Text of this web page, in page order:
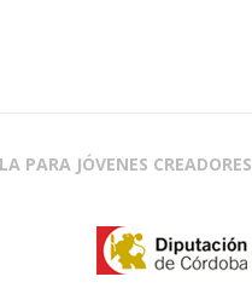
PARA JÓVENES CREADORES